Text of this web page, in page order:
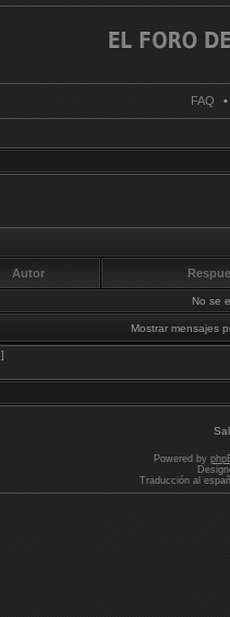
FAQ •
Autor
No se
Mostrar mensajes
Powered by
Traducción al